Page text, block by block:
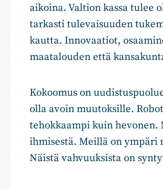
aikoina. Valtion kassa tulee
tarkasti tulevaisuuden
kautta. Innovaatiot,
maatalouden että
Kokoomus on
olla avoin muutoksille.
tehokkaampi kuin hevonen.
ihmisestä. Meillä on ympäri
Näistä vahvuuksista on